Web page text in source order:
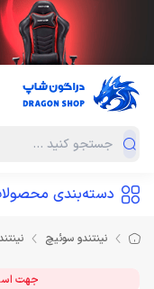
دسته‌بندی
نینتندو سوئیچ
جهت